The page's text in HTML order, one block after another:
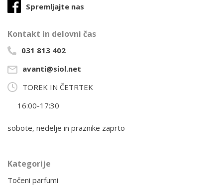
Spremljajte nas
Kontakt in delovni čas
031 813 402
avanti@siol.net
TOREK IN ČETRTEK
16:00-17:30
sobote, nedelje in praznike zaprto
Kategorije
Točeni parfumi